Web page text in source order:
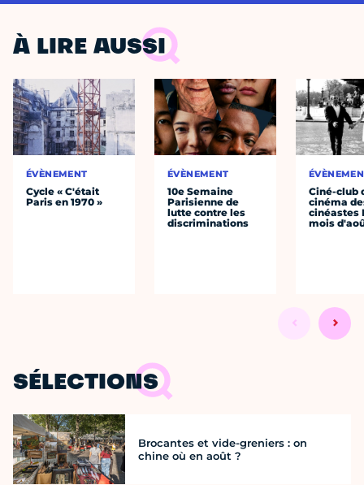
À LIRE AUSSI
ÉVÈNEMENT
Cycle « C'était
Paris en 1970 »
ÉVÈNEMENT
10e Semaine
Parisienne de
lutte contre les
discriminations
Ciné-club
cinéma
cinéastes
mois
SÉLECTIONS
Brocantes et vide-greniers : on
chine où en août ?